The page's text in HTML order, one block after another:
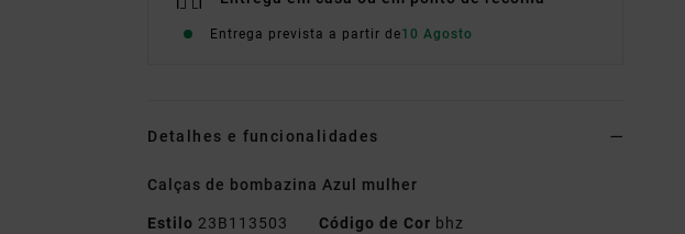
Entrega prevista a partir de10 Agosto
Detalhes e funcionalidades
Calças de bombazina Azul mulher
Estilo 23B113503 Código de Cor bhz